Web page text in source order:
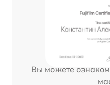
Вы можете